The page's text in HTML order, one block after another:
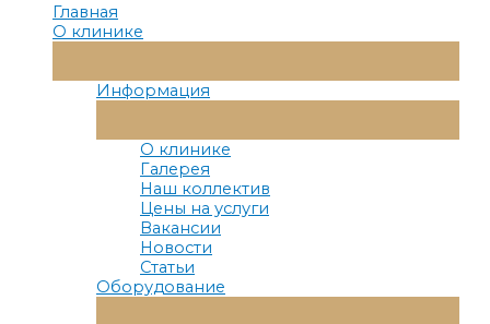
Главная
О клинике
Меню
Информация
Меню
О клинике
Галерея
Наш коллектив
Цены на услуги
Вакансии
Новости
Статьи
Оборудование